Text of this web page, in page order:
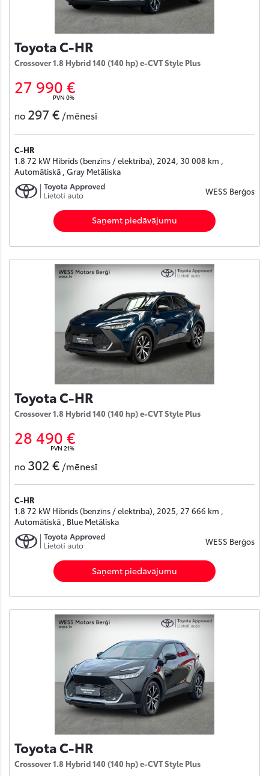
Toyota C-HR
Crossover 1.8 Hybrid 140 (140 hp) e-CVT Style Plus
27 990 €
PVN 0%
no 297 € /mēnesī
C-HR
1.8 72 kW Hibrīds (benzīns / elektrība), 2024, 30 008 km ,
Automātiskā , Gray Metāliska
WESS Berģos
Saņemt piedāvājumu
Toyota C-HR
Crossover 1.8 Hybrid 140 (140 hp) e-CVT Style Plus
28 490 €
PVN 21%
no 302 € /mēnesī
C-HR
1.8 72 kW Hibrīds (benzīns / elektrība), 2025, 27 666 km ,
Automātiskā , Blue Metāliska
WESS Berģos
Saņemt piedāvājumu
Toyota C-HR
Crossover 1.8 Hybrid 140 (140 hp) e-CVT Style Plus